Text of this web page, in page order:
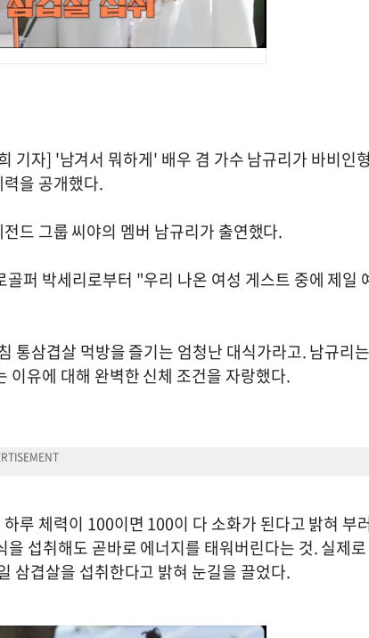
기자] '남겨서 뭐하게' 배우 겸 가수 남규리가 바비인형
을 공개했다.
드 그룹 씨야의 멤버 남규리가 출연했다.
퍼 박세리로부터 "우리 나온 여성 게스트 중에 제일
통삼겹살 먹방을 즐기는 엄청난 대식가라고. 남규리는
이유에 대해 완벽한 신체 조건을 자랑했다.
루 체력이 100이면 100이 다 소화가 된다고 밝혀 부
섭취해도 곧바로 에너지를 태워버린다는 것. 실제로
삼겹살을 섭취한다고 밝혀 눈길을 끌었다.